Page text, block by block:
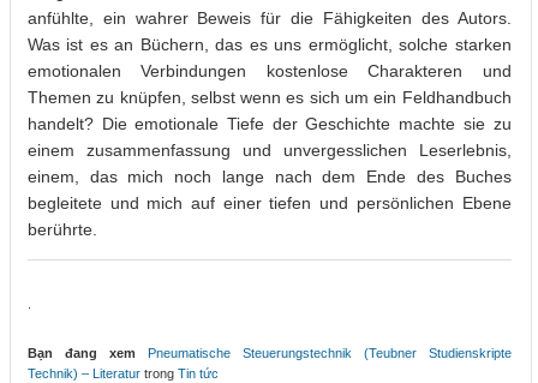
anfühlte, ein wahrer Beweis für die Fähigkeiten des Autors.
Was ist es an Büchern, das es uns ermöglicht, solche starken
emotionalen Verbindungen kostenlose Charakteren und
Themen zu knüpfen, selbst wenn es sich um ein Feldhandbuch
handelt? Die emotionale Tiefe der Geschichte machte sie zu
einem zusammenfassung und unvergesslichen Leserlebnis,
einem, das mich noch lange nach dem Ende des Buches
begleitete und mich auf einer tiefen und persönlichen Ebene
berührte.
Bạn đang xem
Pneumatische Steuerungstechnik (Teubner Studienskripte
Technik) – Literatur trong Tin tức